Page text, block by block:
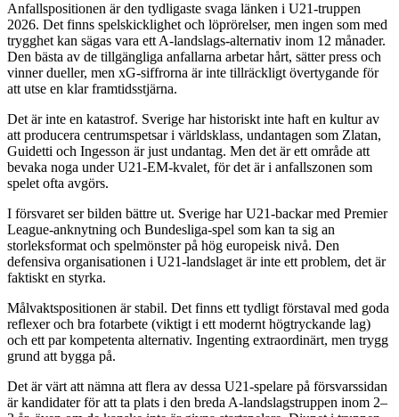
Anfallspositionen är den tydligaste svaga länken i U21-truppen
2026. Det finns spelskicklighet och löprörelser, men ingen som med
trygghet kan sägas vara ett A-landslags-alternativ inom 12 månader.
Den bästa av de tillgängliga anfallarna arbetar hårt, sätter press och
vinner dueller, men xG-siffrorna är inte tillräckligt övertygande för
att utse en klar framtidsstjärna.
Det är inte en katastrof. Sverige har historiskt inte haft en kultur av
att producera centrumspetsar i världsklass, undantagen som Zlatan,
Guidetti och Ingesson är just undantag. Men det är ett område att
bevaka noga under U21-EM-kvalet, för det är i anfallszonen som
spelet ofta avgörs.
I försvaret ser bilden bättre ut. Sverige har U21-backar med Premier
League-anknytning och Bundesliga-spel som kan ta sig an
storleksformat och spelmönster på hög europeisk nivå. Den
defensiva organisationen i U21-landslaget är inte ett problem, det är
faktiskt en styrka.
Målvaktspositionen är stabil. Det finns ett tydligt förstaval med goda
reflexer och bra fotarbete (viktigt i ett modernt högtryckande lag)
och ett par kompetenta alternativ. Ingenting extraordinärt, men trygg
grund att bygga på.
Det är värt att nämna att flera av dessa U21-spelare på försvarssidan
är kandidater för att ta plats i den breda A-landslagstruppen inom 2–